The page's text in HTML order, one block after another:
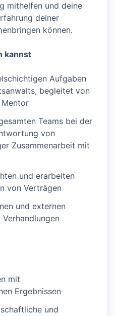
mithelfen und deine
deiner
können.
kannst
Aufgaben
begleitet von
Teams bei der
von
Zusammenarbeit mit
und erarbeiten
von Verträgen
und externen
mit
Ergebnissen
und